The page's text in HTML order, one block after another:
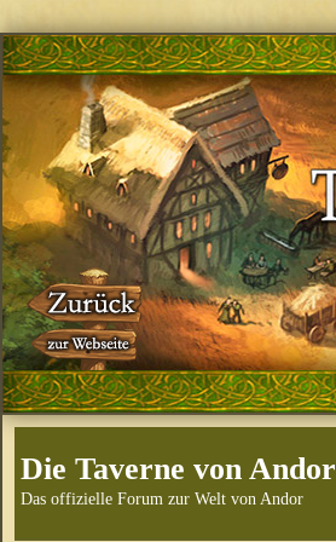
Die Taverne von Andor
Das offizielle Forum zur Welt von Andor